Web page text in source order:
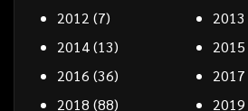
2012 (7) 2013
2014(13) 2015
2016 (36) 2017
2018 (88) 2019